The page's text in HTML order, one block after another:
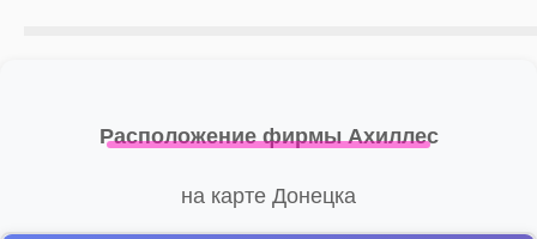
Расположение фирмы Ахиллес
на карте Донецка